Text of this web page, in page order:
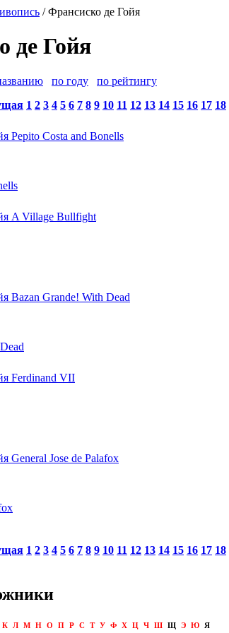
/ Франсиско де Гойя
де Гойя
по году
по рейтингу
1 2 3 4 5 6 7 8 9 10 11 12 13 14 15 16 17 18
1 2 3 4 5 6 7 8 9 10 11 12 13 14 15 16 17 18
К Л М Н О П Р С Т У Ф Х Ц Ч Ш Щ Э Ю Я